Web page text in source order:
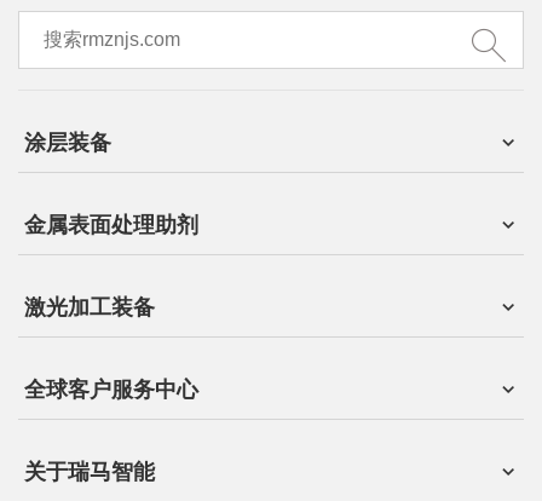
涂层装备
金属表面处理助剂
激光加工装备
全球客户服务中心
关于瑞马智能